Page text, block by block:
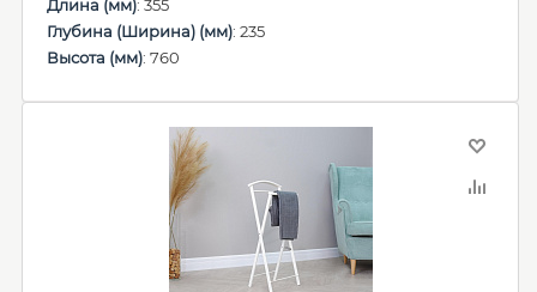
Длина (мм): 355
Глубина (Ширина) (мм): 235
Высота (мм): 760